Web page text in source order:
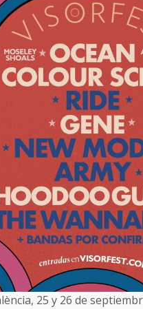
25 y 26 de